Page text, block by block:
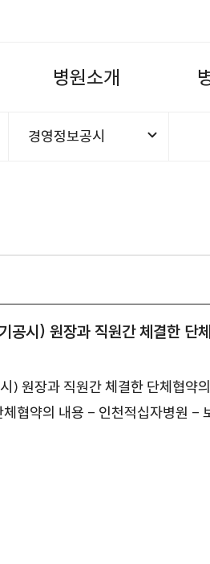
병원소개
경영정보공시
공시) 원장과 직원간 체결한 단
) 원장과 직원간 체결한 단체협약
협약의 내용 - 인천적십자병원